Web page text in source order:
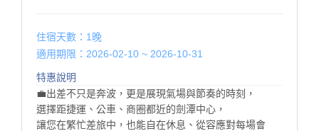
住宿天數：1晚
適用期限：2026-02-10 ~ 2026-10-31
特惠說明
💼出差不只是奔波，更是展現氣場與節奏的時刻，
選擇距捷運、公車、商圈都近的劍潭中心，
讓您在繁忙差旅中，也能自在休息、從容應對每場會